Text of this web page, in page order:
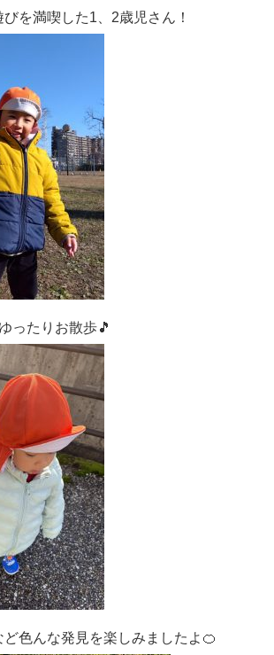
を満喫した1、2歳児さん！
ったりお散歩🎵
色んな発見を楽しみましたよ🍊